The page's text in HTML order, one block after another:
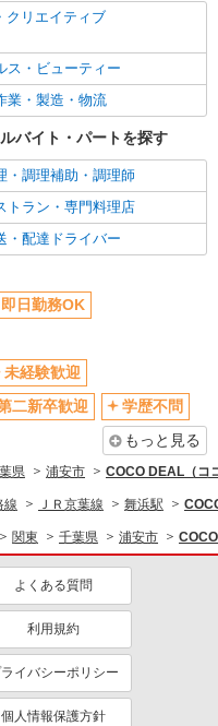
・第二新卒歓迎
ンクOK
あり
・髪色自由
スOK
費支給
補助・住宅手当有
手当（家族・役職・インセン
制度あり
パレル
ナス・賞与あり
費支給
・育休取得実績あり
クリエイティブ
ス・ビューティー
業・製造・物流
バイト・パートを探す
・調理補助・調理師
トラン・専門料理店
・配達ドライバー
即日勤務OK
未経験歓迎
二新卒歓迎
学歴不問
もっと見る
県 浦安市 COCO DEAL（コ
線 ＪＲ京葉線 舞浜駅
関東 千葉県 浦安市
よくある質問
利用規約
イバシーポリシー
個人情報保護方針